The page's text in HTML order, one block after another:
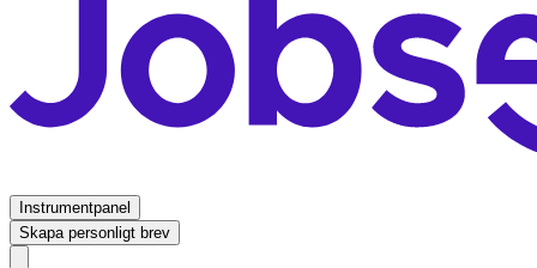
Instrumentpanel
Skapa personligt brev